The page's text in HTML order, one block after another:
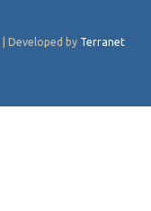
| Developed by Terranet